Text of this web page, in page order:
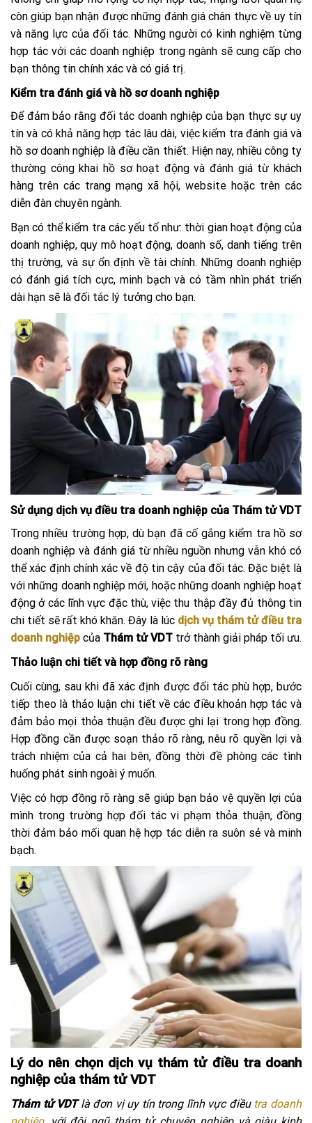
còn giúp bạn nhận được những đánh giá chân thực về uy tín
và năng lực của đối tác. Những người có kinh nghiệm từng
hợp tác với các doanh nghiệp trong ngành sẽ cung cấp cho
bạn thông tin chính xác và có giá trị.
Kiểm tra đánh giá và hồ sơ doanh nghiệp
Để đảm bảo rằng đối tác doanh nghiệp của bạn thực sự uy
tín và có khả năng hợp tác lâu dài, việc kiểm tra đánh giá và
hồ sơ doanh nghiệp là điều cần thiết. Hiện nay, nhiều công ty
thường công khai hồ sơ hoạt động và đánh giá từ khách
hàng trên các trang mạng xã hội, website hoặc trên các
diễn đàn chuyên ngành.
Bạn có thể kiểm tra các yếu tố như: thời gian hoạt động của
doanh nghiệp, quy mô hoạt động, doanh số, danh tiếng trên
thị trường, và sự ổn định về tài chính. Những doanh nghiệp
có đánh giá tích cực, minh bạch và có tầm nhìn phát triển
dài hạn sẽ là đối tác lý tưởng cho bạn.
Sử dụng dịch vụ điều tra doanh nghiệp của Thám tử VDT
Trong nhiều trường hợp, dù bạn đã cố gắng kiểm tra hồ sơ
doanh nghiệp và đánh giá từ nhiều nguồn nhưng vẫn khó có
thể xác định chính xác về độ tin cậy của đối tác. Đặc biệt là
với những doanh nghiệp mới, hoặc những doanh nghiệp hoạt
động ở các lĩnh vực đặc thù, việc thu thập đầy đủ thông tin
chi tiết sẽ rất khó khăn. Đây là lúc dịch vụ thám tử điều tra
doanh nghiệp của Thám tử VDT trở thành giải pháp tối ưu.
Thảo luận chi tiết và hợp đồng rõ ràng
Cuối cùng, sau khi đã xác định được đối tác phù hợp, bước
tiếp theo là thảo luận chi tiết về các điều khoản hợp tác và
đảm bảo mọi thỏa thuận đều được ghi lại trong hợp đồng.
Hợp đồng cần được soạn thảo rõ ràng, nêu rõ quyền lợi và
trách nhiệm của cả hai bên, đồng thời đề phòng các tình
huống phát sinh ngoài ý muốn.
Việc có hợp đồng rõ ràng sẽ giúp bạn bảo vệ quyền lợi của
mình trong trường hợp đối tác vi phạm thỏa thuận, đồng
thời đảm bảo mối quan hệ hợp tác diễn ra suôn sẻ và minh
bạch.
Lý do nên chọn dịch vụ thám tử điều tra doanh
nghiệp của thám tử VDT
Thám tử VDTlà đơn vị uy tín trong lĩnh vực điều tra doanh